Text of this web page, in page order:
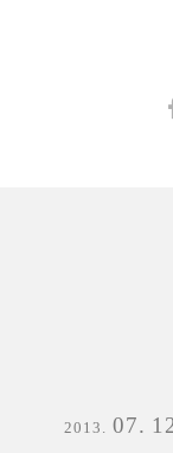
2013 07 12